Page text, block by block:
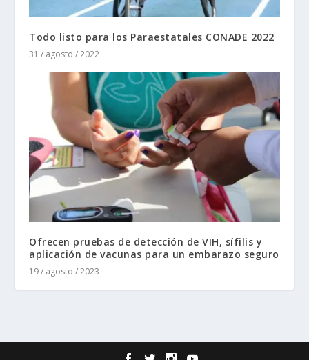
Todo listo para los Paraestatales CONADE 2022
31 / agosto / 2022
Ofrecen pruebas de detección de VIH, sífilis y
aplicación de vacunas para un embarazo seguro
19 / agosto / 2023